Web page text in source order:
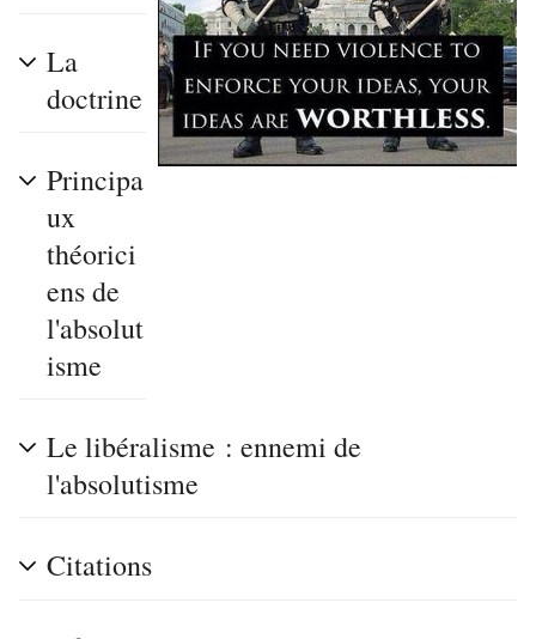
La
doctrine
Principa
ux
théorici
ens de
l'absolut
isme
Le libéralisme : ennemi de
l'absolutisme
Citations